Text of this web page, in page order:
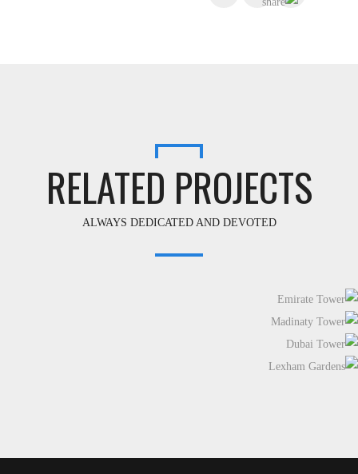
RELATED PROJECTS
ALWAYS DEDICATED AND DEVOTED
EMIRATE TOWER
MADINATY TOWER
DUBAI TOWER